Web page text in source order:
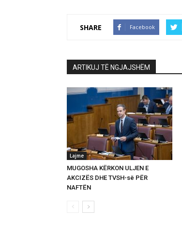
SHARE Facebook
ARTIKUJ TË NGJAJSHËM
Lajme
MUGOSHA KËRKON ULJEN E
AKCIZËS DHE TVSH-së PËR
NAFTËN